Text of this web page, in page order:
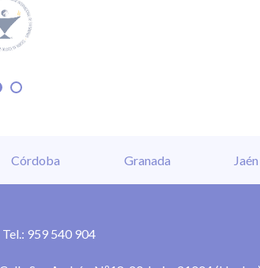
Córdoba Granada Jaén
Tel.: 959 540 904